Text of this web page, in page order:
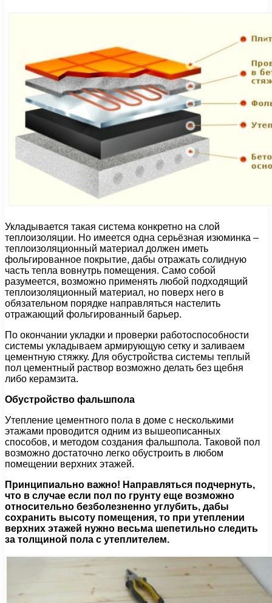
Укладывается такая система конкретно на слой
теплоизоляции. Но имеется одна серьёзная изюминка –
теплоизоляционный материал должен иметь
фольгированное покрытие, дабы отражать солидную
часть тепла вовнутрь помещения. Само собой
разумеется, возможно применять любой подходящий
теплоизоляционный материал, но поверх него в
обязательном порядке направляться настелить
отражающий фольгированный барьер.
По окончании укладки и проверки работоспособности
системы укладываем армирующую сетку и заливаем
цементную стяжку. Для обустройства системы теплый
пол цементный раствор возможно делать без щебня
либо керамзита.
Обустройство фальшпола
Утепление цементного пола в доме с несколькими
этажами проводится одним из вышеописанных
способов, и методом создания фальшпола. Таковой пол
возможно достаточно легко обустроить в любом
помещении верхних этажей.
Принципиально важно! Направляться подчернуть,
что в случае если пол по грунту еще возможно
относительно безболезненно углубить, дабы
сохранить высоту помещения, то при утеплении
верхних этажей нужно весьма шепетильно следить
за толщиной пола с утеплителем.